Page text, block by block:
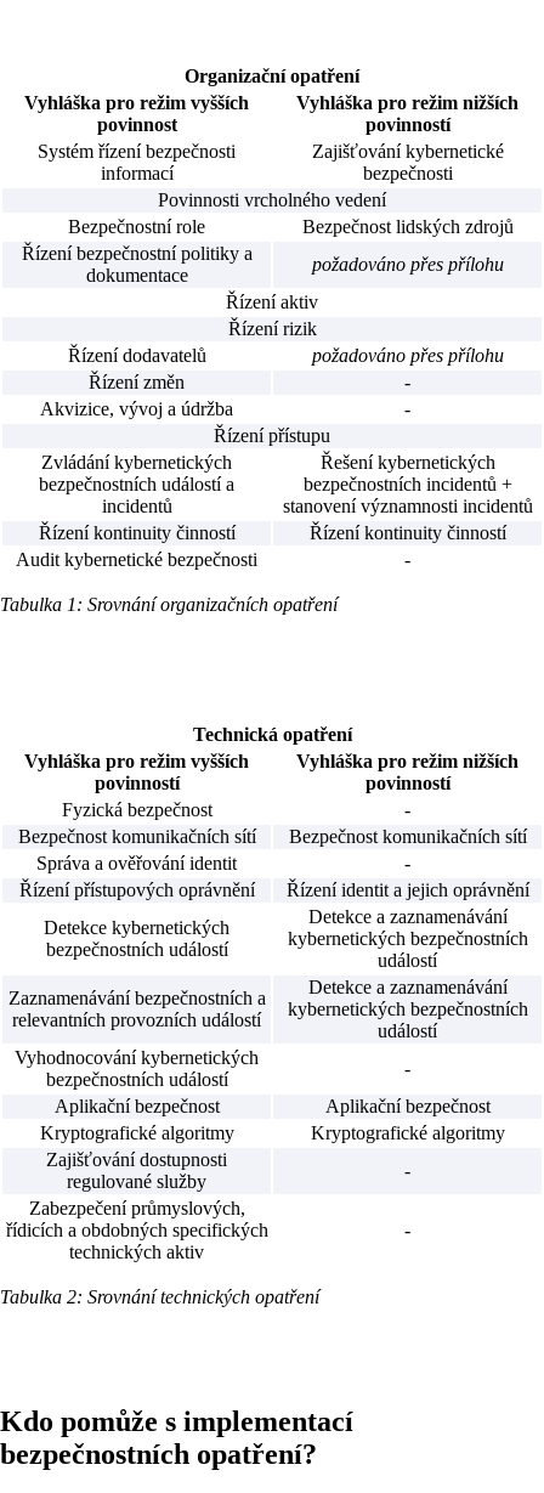
Organizační opatření
Vyhláška pro režim vyšších
povinnost
Vyhláška pro režim nižších
povinností
Systém řízení bezpečnosti
informací
Zajišťování kybernetické
bezpečnosti
Povinnosti vrcholného vedení
Bezpečnostní role
Bezpečnost lidských zdrojů
Řízení bezpečnostní politiky a
dokumentace
požadováno přes přílohu
Řízení aktiv
Řízení rizik
Řízení dodavatelů
požadováno přes přílohu
Řízení změn
-
Akvizice, vývoj a údržba
-
Řízení přístupu
Zvládání kybernetických
bezpečnostních událostí a
incidentů
Řešení kybernetických
bezpečnostních incidentů +
stanovení významnosti incidentů
Řízení kontinuity činností
Řízení kontinuity činností
Audit kybernetické bezpečnosti
-
Tabulka 1: Srovnání organizačních opatření
Technická opatření
Vyhláška pro režim vyšších
povinností
Vyhláška pro režim nižších
povinností
Fyzická bezpečnost
-
Bezpečnost komunikačních sítí
Bezpečnost komunikačních sítí
Správa a ověřování identit
-
Řízení přístupových oprávnění
Řízení identit a jejich oprávnění
Detekce kybernetických
bezpečnostních událostí
Detekce a zaznamenávání
kybernetických bezpečnostních
událostí
Zaznamenávání bezpečnostních a
relevantních provozních událostí
Detekce a zaznamenávání
kybernetických bezpečnostních
událostí
Vyhodnocování kybernetických
bezpečnostních událostí
-
Aplikační bezpečnost
Aplikační bezpečnost
Kryptografické algoritmy
Kryptografické algoritmy
Zajišťování dostupnosti
regulované služby
-
Zabezpečení průmyslových,
řídicích a obdobných specifických
technických aktiv
-
Tabulka 2: Srovnání technických opatření
Kdo pomůže s implementací
bezpečnostních opatření?